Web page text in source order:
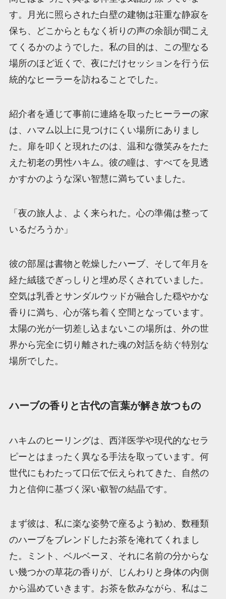
す。月光に照らされた白壁の建物は荘重な静寂を
保ち、どこからともなく祈りの声の余韻が聞こえ
てくるかのようでした。私の目的は、この聖なる
場所のほど近くで、夜にだけセッションを行う伝
統的なヒーラーを訪ねることでした。
紹介者を通じて事前に連絡を取ったヒーラーの家
は、ハマム以上に見つけにくい場所にありまし
た。扉を叩くと現れたのは、温和な微笑みをたた
えた初老の男性ハキム。彼の瞳は、すべてを見透
かすかのような深い智慧に満ちていました。
「夜の旅人よ、よく来られた。心の準備は整って
いるだろうか」
彼の部屋は書物と乾燥したハーブ、そして年月を
経た絨毯でぎっしりと埋め尽くされていました。
空気は乳香とサンダルウッドが融合した穏やかな
香りに満ち、心が落ち着く空間となっています。
太陽の光が一切差し込まないこの場所は、外の世
界から完全に切り離された魂の対話を紡ぐ特別な
場所でした。
ハーブの香りと古代の言葉が解き放つもの
ハキムのヒーリングは、西洋医学や現代的なセラ
ピーとはまったく異なる手法を取っています。何
世代にもわたって口伝で伝えられてきた、自然の
力と信仰に基づく深い叡智の結晶です。
まず彼は、私に楽な姿勢で座るよう勧め、数種類
のハーブをブレンドしたお茶を淹れてくれまし
た。ミント、ベルベーヌ、それに名前の分からな
い幾つかの草花の香りが、じんわりと身体の内側
から温めていきます。お茶を飲みながら、私はこ